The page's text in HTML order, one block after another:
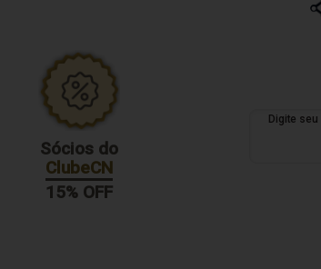
Sócios do
ClubeCN
15% OFF